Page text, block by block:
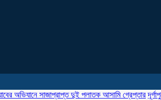
অভিযানে সাজাপ্রাপ্ত দুই পলাতক আসামি গ্রেপ্তার